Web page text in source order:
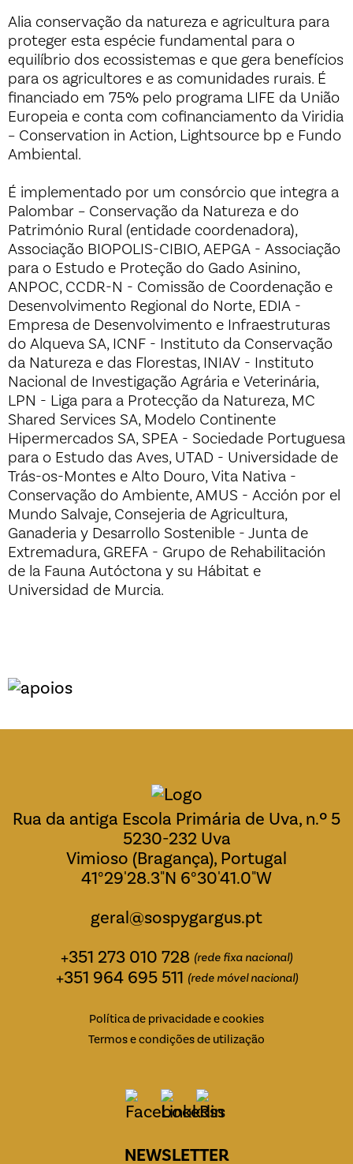
Alia conservação da natureza e agricultura para
proteger esta espécie fundamental para o
equilíbrio dos ecossistemas e que gera benefícios
para os agricultores e as comunidades rurais. É
financiado em 75% pelo programa LIFE da União
Europeia e conta com cofinanciamento da Viridia
– Conservation in Action, Lightsource bp e Fundo
Ambiental.
É implementado por um consórcio que integra a
Palombar – Conservação da Natureza e do
Património Rural (entidade coordenadora),
Associação BIOPOLIS-CIBIO, AEPGA - Associação
para o Estudo e Proteção do Gado Asinino,
ANPOC, CCDR-N - Comissão de Coordenação e
Desenvolvimento Regional do Norte, EDIA -
Empresa de Desenvolvimento e Infraestruturas
do Alqueva SA, ICNF - Instituto da Conservação
da Natureza e das Florestas, INIAV - Instituto
Nacional de Investigação Agrária e Veterinária,
LPN - Liga para a Protecção da Natureza, MC
Shared Services SA, Modelo Continente
Hipermercados SA, SPEA - Sociedade Portuguesa
para o Estudo das Aves, UTAD - Universidade de
Trás-os-Montes e Alto Douro, Vita Nativa -
Conservação do Ambiente, AMUS - Acción por el
Mundo Salvaje, Consejeria de Agricultura,
Ganaderia y Desarrollo Sostenible - Junta de
Extremadura, GREFA - Grupo de Rehabilitación
de la Fauna Autóctona y su Hábitat e
Universidad de Murcia.
Rua da antiga Escola Primária de Uva, n.º 5
5230-232 Uva
Vimioso (Bragança), Portugal
41°29'28.3"N 6°30'41.0"W
geral@sospygargus.pt
+351 273 010 728 (rede fixa nacional)
+351 964 695 511 (rede móvel nacional)
Política de privacidade e cookies
Termos e condições de utilização
NEWSLETTER